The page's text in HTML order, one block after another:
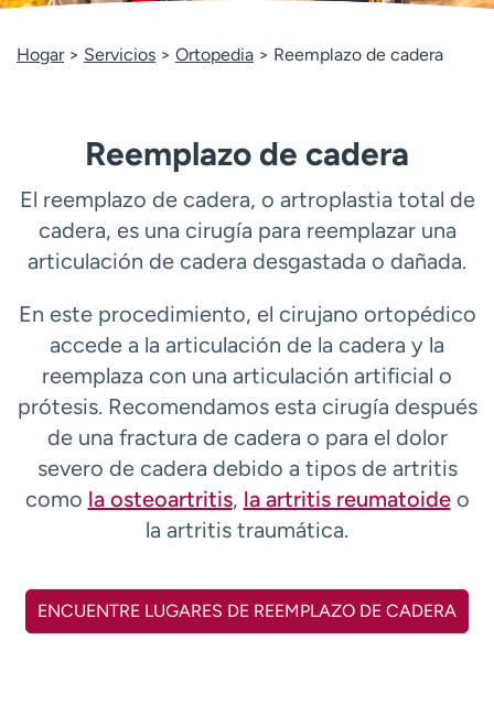
Ready. Set. CO.
Ensayos clínicos
Empleados
Profesionales
Contáctenos Noticias e historias
A
m
n
Hogar Servicios Ortopedia Reemplazo de cadera
Reemplazo de cadera
El reemplazo de cadera, o artroplastia total de
cadera, es una cirugía para reemplazar una
articulación de cadera desgastada o dañada.
En este procedimiento, el cirujano ortopédico
accede a la articulación de la cadera y la
reemplaza con una articulación artificial o
prótesis. Recomendamos esta cirugía después
de una fractura de cadera o para el dolor
severo de cadera debido a tipos de artritis
como la osteoartritis, la artritis reumatoideo
la artritis traumática.
ENCUENTRE LUGARES DE REEMPLAZO DE CADERA